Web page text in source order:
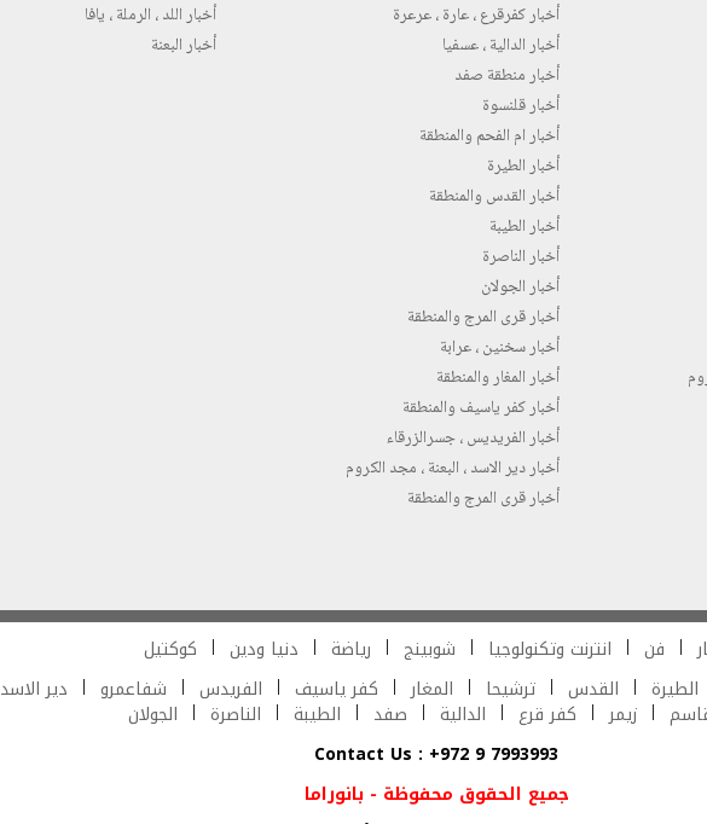
أخبار كفرقرع ، عارة ، عرعرة
أخبار الدالية ، عسفيا
أخبار منطقة صفد
أخبار قلنسوة
أخبار ام الفحم والمنطقة
أخبار الطيرة
أخبار القدس والمنطقة
أخبار الطيبة
أخبار الناصرة
أخبار الجولان
أخبار قرى المرج والمنطقة
أخبار سخنين ، عرابة
أخبار المغار والمنطقة
أخبار كفر ياسيف والمنطقة
أخبار الفريديس ، جسرالزرقاء
أخبار دير الاسد ، البعنة ، مجد الكروم
أخبار قرى المرج والمنطقة
أخبار اللد ، الرملة ، يافا
أخبار البعنة
فن انترنت وتكنولوجيا شوبينج رياضة دنيا ودين
كوكتيل
الطيرة القدس ترشيحا المغار كفر ياسيف الفريدس شفاعمرو دير الاسد
زيمر كفر قرع الدالية صفد الطيبة الناصرة
الجولان
Contact Us : +972 9 7993993
جميع الحقوق محفوظة - بانوراما